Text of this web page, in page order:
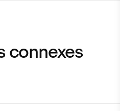
connexes